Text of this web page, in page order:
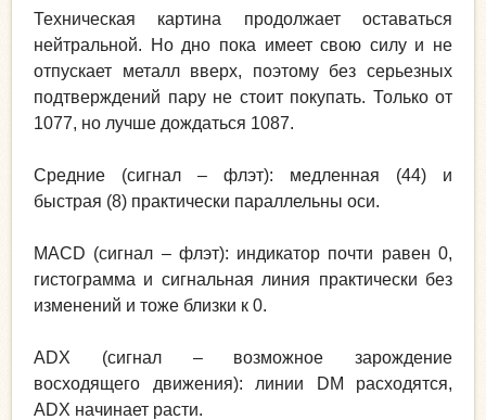
Техническая картина продолжает оставаться
нейтральной. Но дно пока имеет свою силу и не
отпускает металл вверх, поэтому без серьезных
подтверждений пару не стоит покупать. Только от
1077, но лучше дождаться 1087.
Средние (сигнал – флэт): медленная (44) и
быстрая (8) практически параллельны оси.
MACD (сигнал – флэт): индикатор почти равен 0,
гистограмма и сигнальная линия практически без
изменений и тоже близки к 0.
ADX (сигнал – возможное зарождение
восходящего движения): линии DM расходятся,
ADX начинает расти.